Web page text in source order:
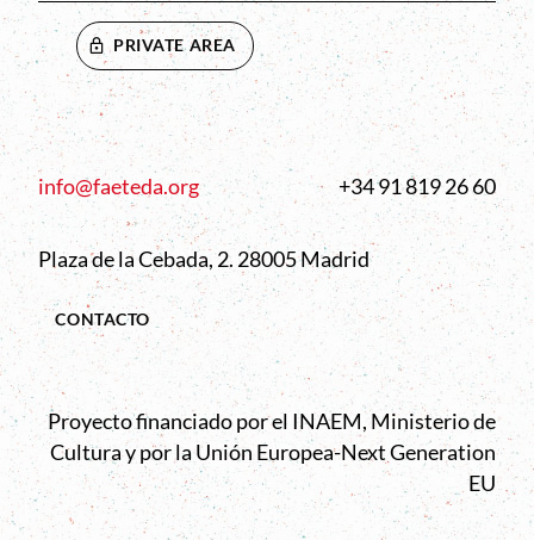
PRIVATE AREA
info@faeteda.org +34 91 819 26 60
Plaza de la Cebada, 2. 28005 Madrid
CONTACTO
Proyecto financiado por el INAEM, Ministerio de
Cultura y por la Unión Europea-Next Generation
EU